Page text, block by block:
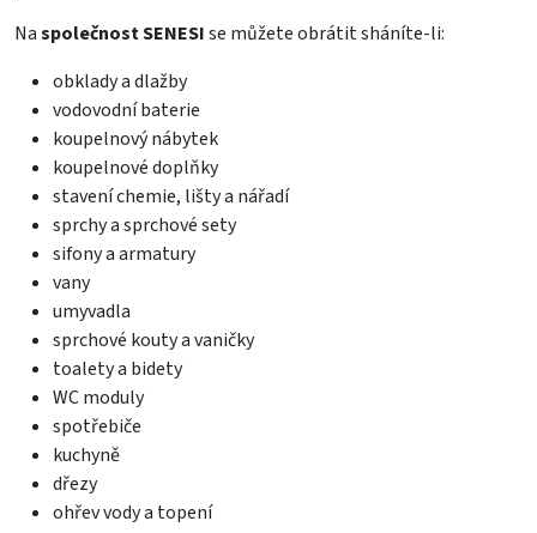
Naspolečnost SENESIse můžete obrátit sháníte-li:
obklady a dlažby
vodovodní baterie
koupelnový nábytek
koupelnové doplňky
stavení chemie, lišty a nářadí
sprchy a sprchové sety
sifony a armatury
vany
umyvadla
sprchové kouty a vaničky
toalety a bidety
WC moduly
spotřebiče
kuchyně
dřezy
ohřev vody a topení